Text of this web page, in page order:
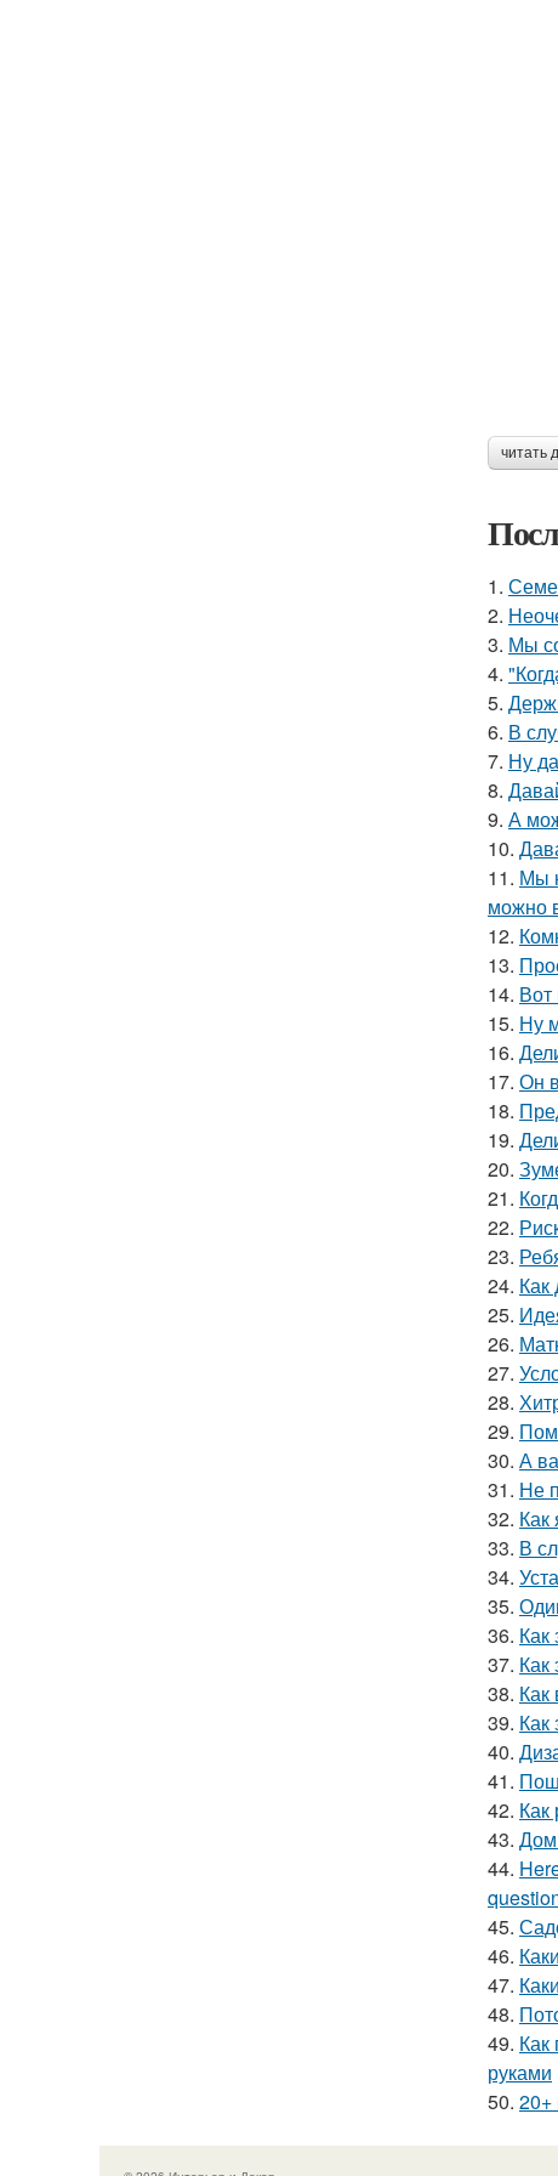
читать
1.
2.
3. Мы
4.
5.
6. В
7. Ну
8.
9. А
10.
11. Мы
можно
12.
13.
14. Вот
15. Ну
16.
17. Он
18.
19.
20.
21.
22.
23.
24. Как
25.
26.
27.
28.
29.
30. А
31. Не
32. Как
33. В
34.
35.
36. Как
37. Как
38.
39. Как
40.
41.
42. Как
43. Дом
44.
45.
46.
47.
48.
49. Как
руками
50. 20+